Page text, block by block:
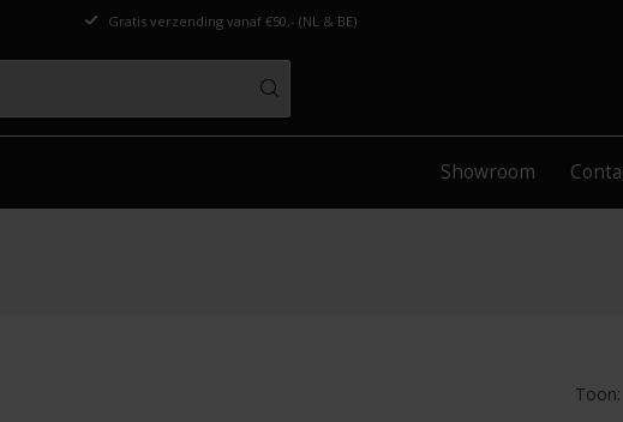
Gratis verzending vanaf €50,- (NL & BE)
Showroom
Toon: